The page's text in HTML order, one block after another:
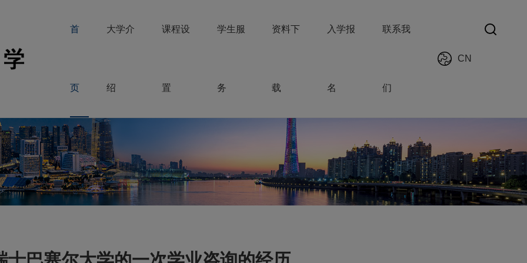
首
页
大学介
绍
课程设
置
学生服
务
资料下
载
入学报
名
联系我
们
CN